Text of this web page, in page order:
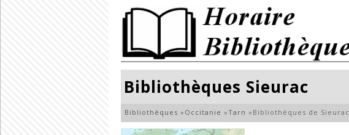
Bibliothèques Sieurac
Bibliothèques » Occitanie »Tarn » Bibliothèques de Sieurac